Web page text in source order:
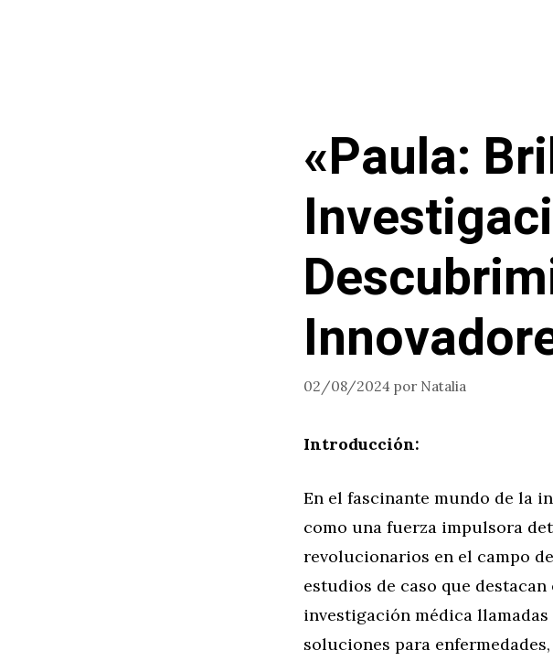
«Paula:
02/08/2024 por Natalia
Introducción:
En el fascinante mundo de la
como una fuerza impulsora
revolucionarios en el campo
estudios de caso que
investigación médica llamadas
soluciones para